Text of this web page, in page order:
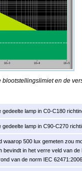
en de
gedeelte lamp in C0-C180
gedeelte lamp in C90-C270
waarop 500 lux gemeten zou
bevindt in het verre veld van
van de norm IEC